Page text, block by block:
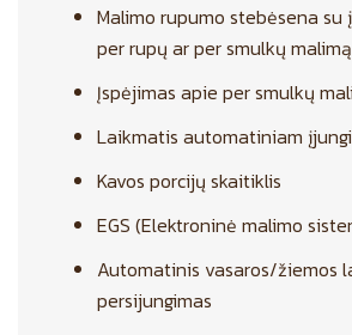
Malimo rupumo stebėsena su
per rupų ar per smulkų malimą
Įspėjimas apie per smulkų
Laikmatis automatiniam
Kavos porcijų skaitiklis
EGS (Elektroninė malimo
Automatinis vasaros/žiemos
persijungimas